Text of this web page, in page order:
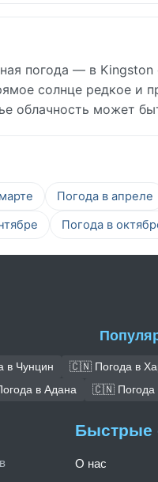
погода — в Kingston
солнце редкое и
облачность может
Погода в апреле
Погода в
Чунцин 🇨🇳 Погода в
в Адана 🇨🇳 Погода
Быстрые
О нас